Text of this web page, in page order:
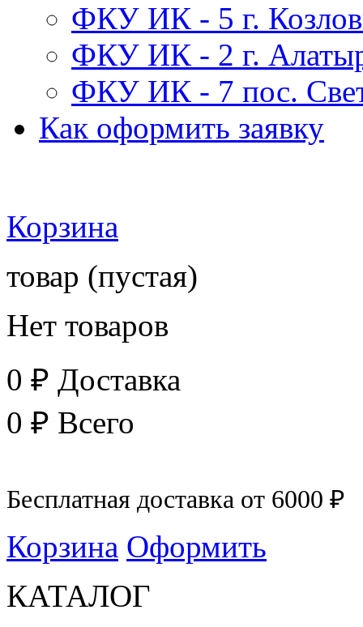
ФКУ ИК - 5 г.
ФКУ ИК - 2 г.
ФКУ ИК - 7 пос.
Как оформить заявку
Корзина
товар (пустая)
Нет товаров
0 ₽ Доставка
0 ₽ Всего
Бесплатная доставка от 6000 ₽
Корзина Оформить
КАТАЛОГ